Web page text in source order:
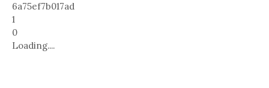
6a75ef7b017ad
1
0
Loading....